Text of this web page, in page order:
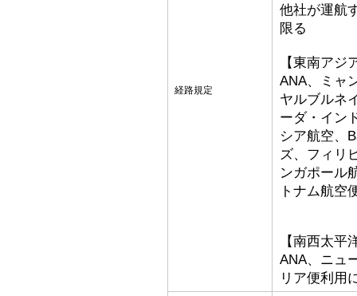
経路規定
他社が運航
限る
【東南アジ
ANA、ミャ
ヤルブルネ
ーダ・イン
シア航空、
ズ、フィリ
ンガポール
トナム航空
【南西太平
ANA、ニュ
リア便利用